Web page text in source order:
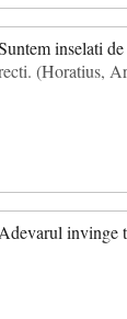
inselati
(Horatius,
invinge